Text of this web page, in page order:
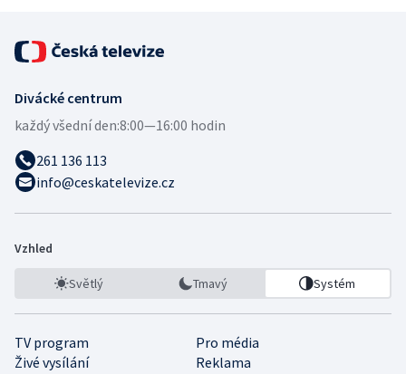
Divácké centrum
každý všední den:8:00—16:00 hodin
261 136 113
info@ceskatelevize.cz
Vzhled
Světlý Tmavý Systém
TV program
Pro média
Živé vysílání
Reklama